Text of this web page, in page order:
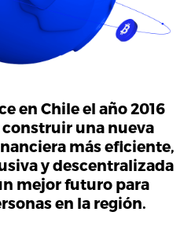
en Chile el año 2016
una nueva
más eficiente,
y descentralizada
mejor futuro para
en la región.